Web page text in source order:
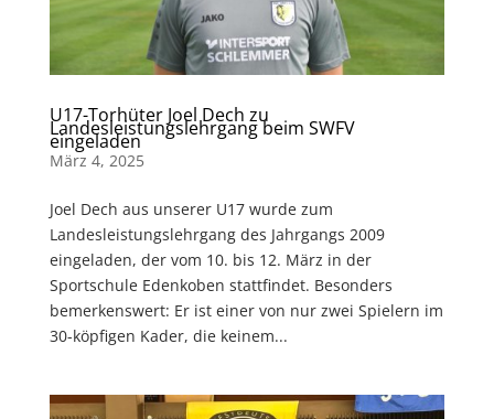
U17-Torhüter Joel Dech zu
Landesleistungslehrgang beim SWFV
eingeladen
März 4, 2025
Joel Dech aus unserer U17 wurde zum
Landesleistungslehrgang des Jahrgangs 2009
eingeladen, der vom 10. bis 12. März in der
Sportschule Edenkoben stattfindet. Besonders
bemerkenswert: Er ist einer von nur zwei Spielern im
30-köpfigen Kader, die keinem...